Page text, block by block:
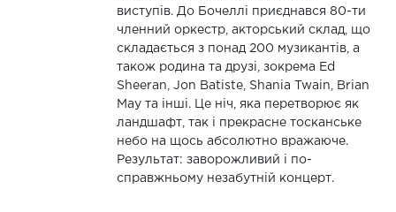
виступів. До Бочеллі приєднався 80-ти
членний оркестр, акторський склад, що
складається з понад 200 музикантів, а
також родина та друзі, зокрема Ed
Sheeran, Jon Batiste, Shania Twain, Brian
May та інші. Це ніч, яка перетворює як
ландшафт, так і прекрасне тосканське
небо на щось абсолютно вражаюче.
Результат: заворожливий і по-
справжньому незабутній концерт.